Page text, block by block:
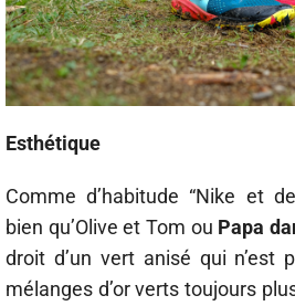
Esthétique
Comme d’habitude “Nike et
bien qu’Olive et Tom ou Papa
droit d’un vert anisé qui n’est
mélanges d’or verts toujours